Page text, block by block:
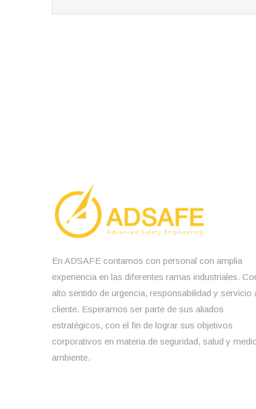
En ADSAFE contamos con personal con amplia
experiencia en las diferentes ramas industriales.
alto sentido de urgencia, responsabilidad y servicio
cliente. Esperamos ser parte de sus aliados
estratégicos, con el fin de lograr sus objetivos
corporativos en materia de seguridad, salud y
ambiente.